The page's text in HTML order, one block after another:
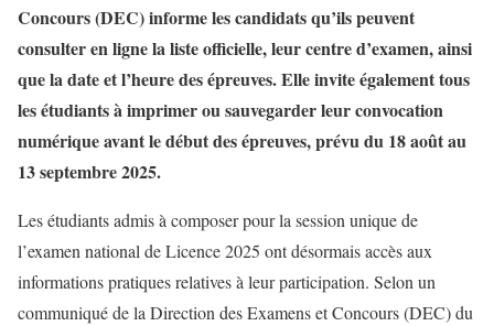
Concours (DEC) informe les candidats qu’ils peuvent
consulter en ligne la liste officielle, leur centre d’examen, ainsi
que la date et l’heure des épreuves. Elle invite également tous
les étudiants à imprimer ou sauvegarder leur convocation
numérique avant le début des épreuves, prévu du 18 août au
13 septembre 2025.
Les étudiants admis à composer pour la session unique de
l’examen national de Licence 2025 ont désormais accès aux
informations pratiques relatives à leur participation. Selon un
communiqué de la Direction des Examens et Concours (DEC) du